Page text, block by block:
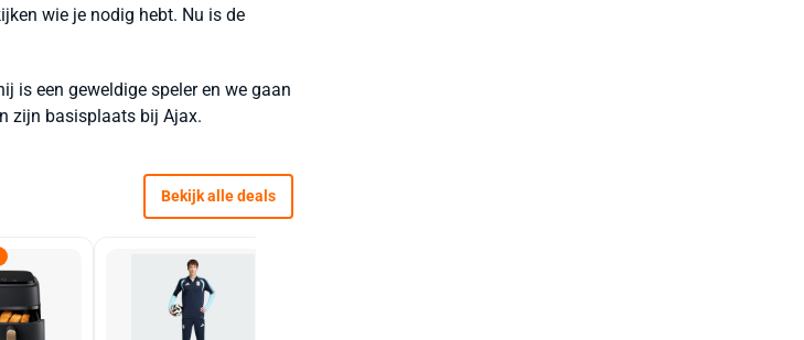
wie je nodig hebt. Nu is de
is een geweldige speler en we gaan
zijn basisplaats bij Ajax.
Bekijk alle deals